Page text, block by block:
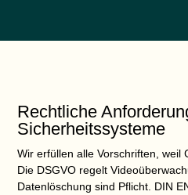
Rechtliche
Sicherheitssysteme
Wir erfüllen alle Vorschriften, weil
Die DSGVO regelt
Datenlöschung sind Pflicht. DIN